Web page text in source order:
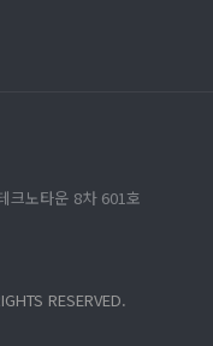
크노타운 8차 601호
RESERVED.